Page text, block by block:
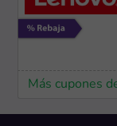
Más cupones